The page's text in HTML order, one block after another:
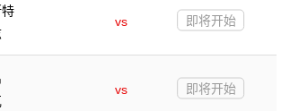
vs
即将开始
vs
即将开始